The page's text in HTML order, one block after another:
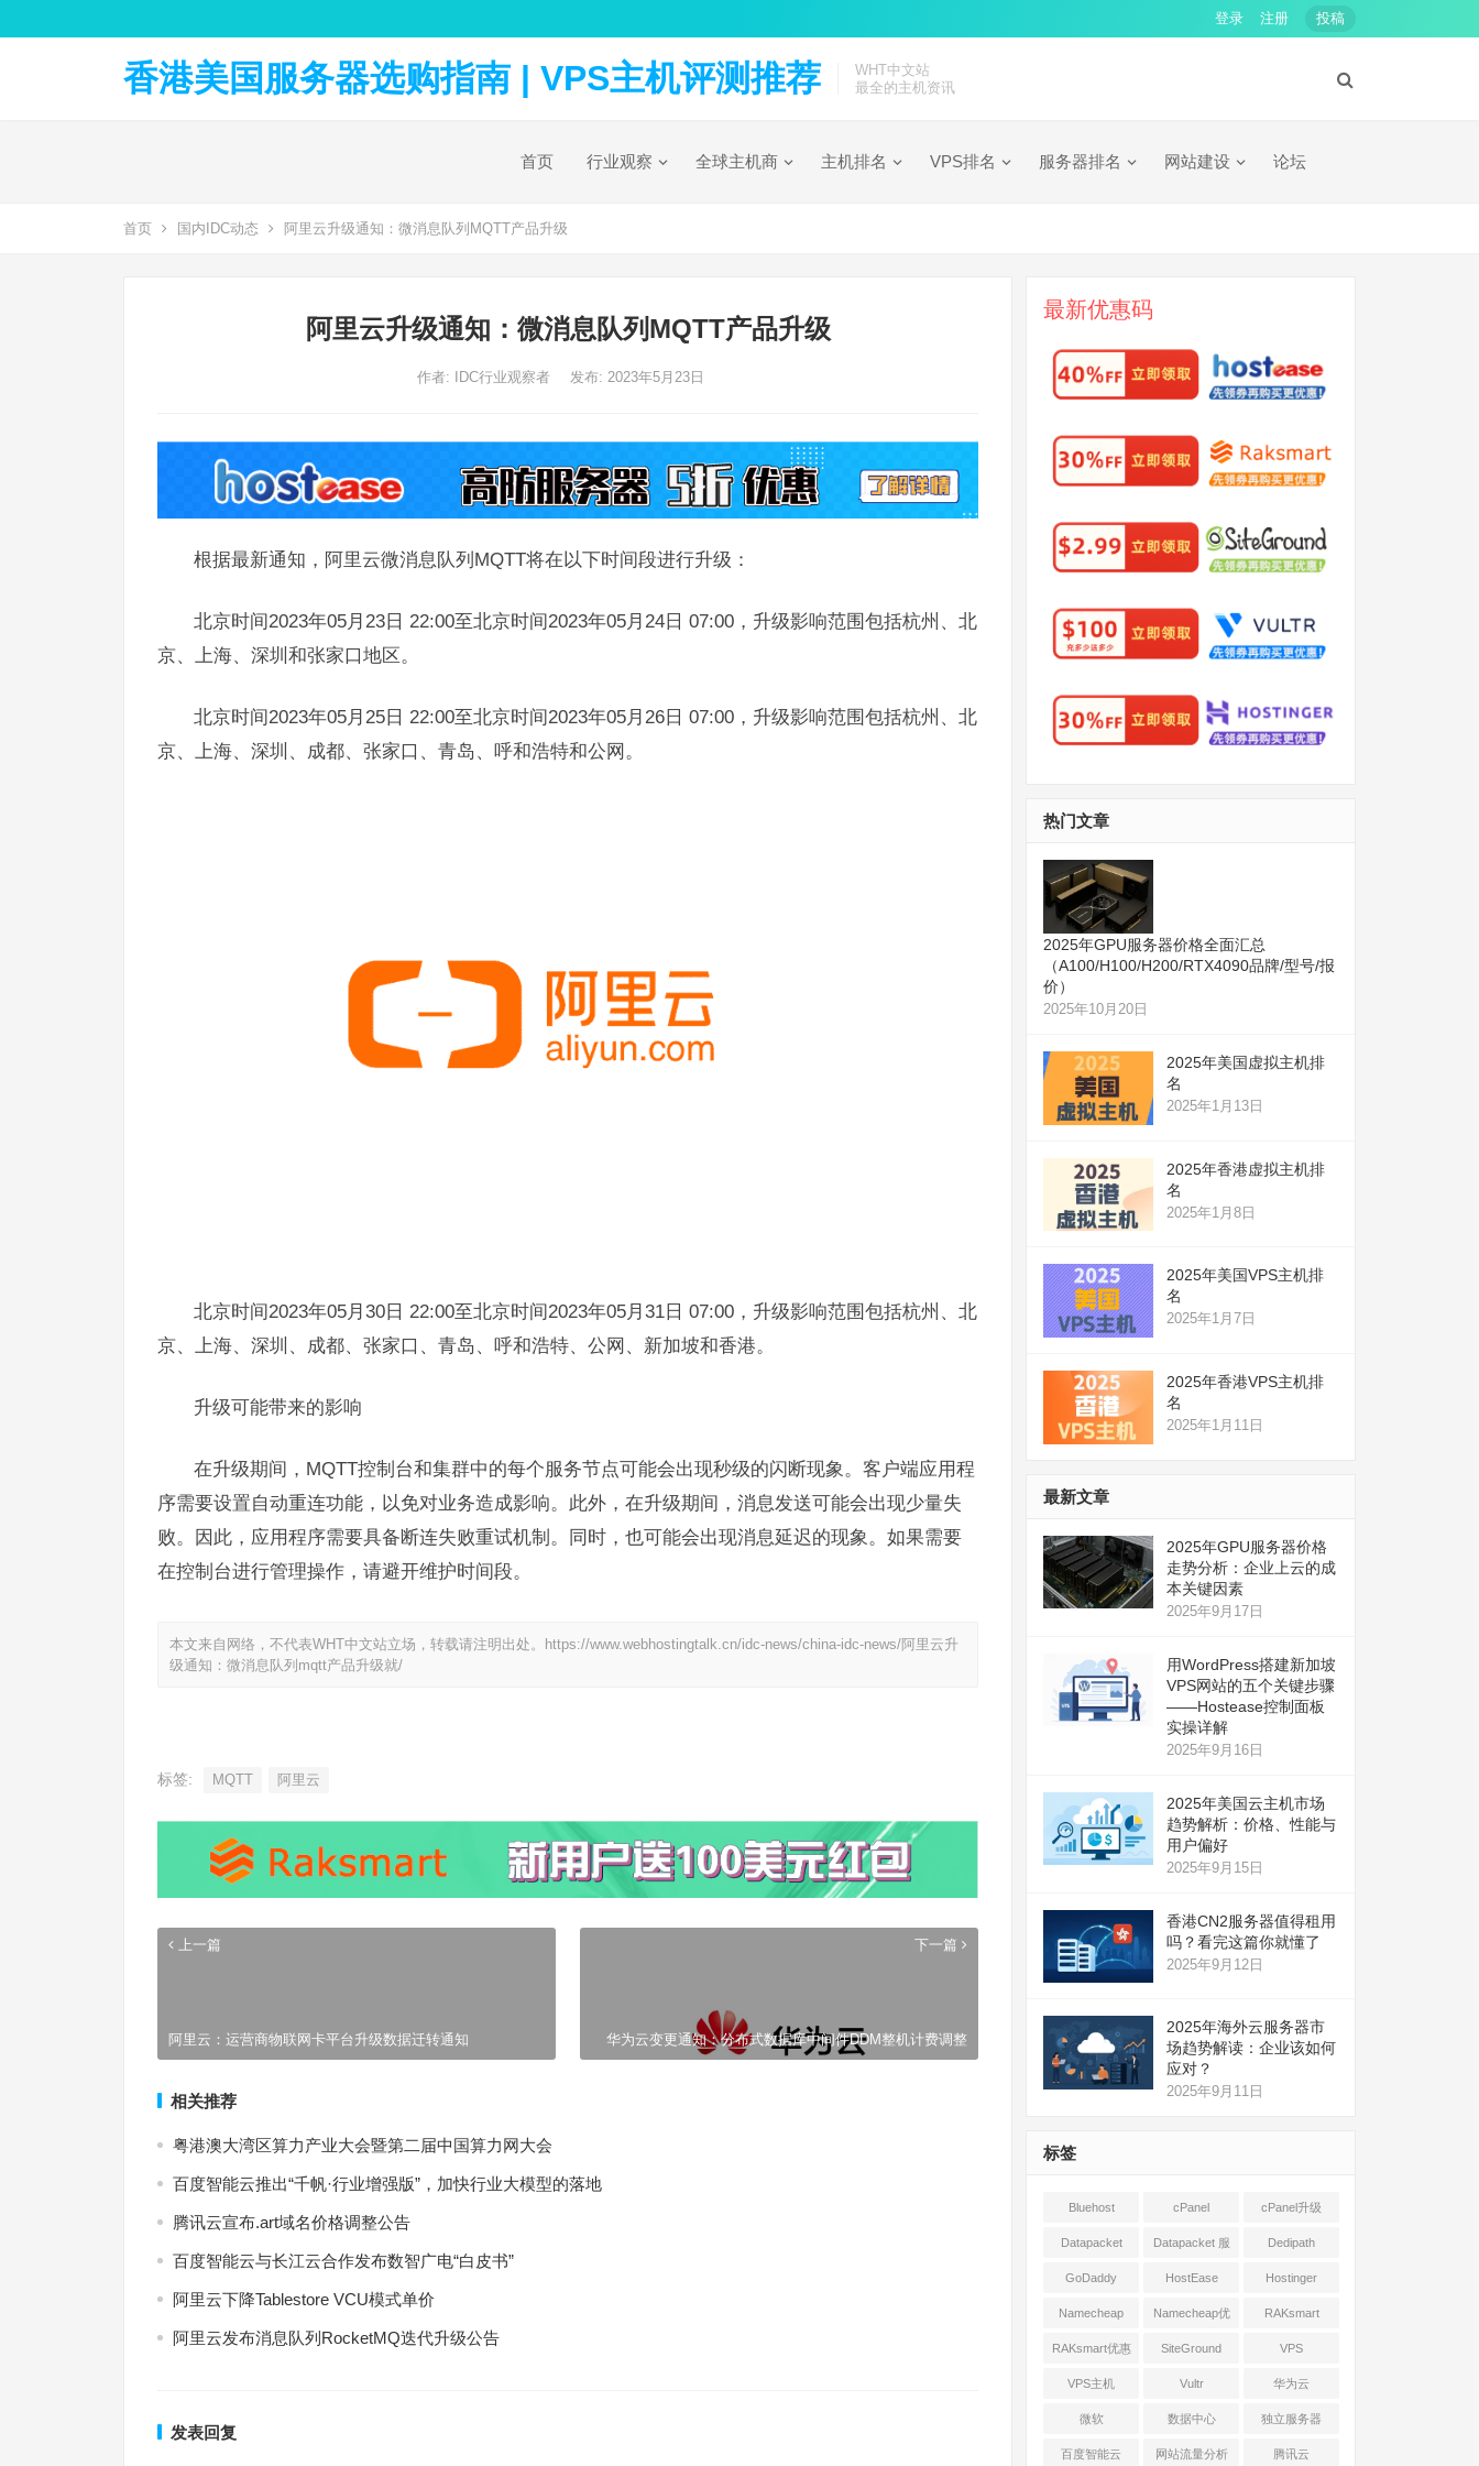
登录 注册 投稿
香港美国服务器选购指南 | VPS主机评测推荐
WHT中文站
最全的主机资讯
首页 行业观察 全球主机商 主机排名 VPS排名 服务器排名 网站建设 论坛
首页 国内IDC动态 阿里云升级通知：微消息队列MQTT产品升级
阿里云升级通知：微消息队列MQTT产品升级
作者: IDC行业观察者 发布: 2023年5月23日
根据最新通知，阿里云微消息队列MQTT将在以下时间段进行升级：
北京时间2023年05月23日 22:00至北京时间2023年05月24日 07:00，升级影响范围包括杭州、北
京、上海、深圳和张家口地区。
北京时间2023年05月25日 22:00至北京时间2023年05月26日 07:00，升级影响范围包括杭州、北
京、上海、深圳、成都、张家口、青岛、呼和浩特和公网。
北京时间2023年05月30日 22:00至北京时间2023年05月31日 07:00，升级影响范围包括杭州、北
京、上海、深圳、成都、张家口、青岛、呼和浩特、公网、新加坡和香港。
升级可能带来的影响
在升级期间，MQTT控制台和集群中的每个服务节点可能会出现秒级的闪断现象。客户端应用程
序需要设置自动重连功能，以免对业务造成影响。此外，在升级期间，消息发送可能会出现少量失
败。因此，应用程序需要具备断连失败重试机制。同时，也可能会出现消息延迟的现象。如果需要
在控制台进行管理操作，请避开维护时间段。
本文来自网络，不代表WHT中文站立场，转载请注明出处。
https://www.webhostingtalk.cn/idc-news/china-idc-news/阿里云升
级通知：微消息队列mqtt产品升级就/
标签: MQTT 阿里云
上一篇
阿里云：运营商物联网卡平台升级数据迁转通知
下一篇
华为云变更通知：分布式数据库中间件DDM整机计费调整
相关推荐
粤港澳大湾区算力产业大会暨第二届中国算力网大会
百度智能云推出“千帆·行业增强版”，加快行业大模型的落地
腾讯云宣布.art域名价格调整公告
百度智能云与长江云合作发布数智广电“白皮书”
阿里云下降Tablestore VCU模式单价
阿里云发布消息队列RocketMQ迭代升级公告
发表回复
最新优惠码
热门文章
2025年GPU服务器价格全面汇总
（A100/H100/H200/RTX4090品牌/型号/报
价）
2025年10月20日
2025年美国虚拟主机排
名
2025年1月13日
2025年香港虚拟主机排
名
2025年1月8日
2025年美国VPS主机排
名
2025年1月7日
2025年香港VPS主机排
名
2025年1月11日
最新文章
2025年GPU服务器价格
走势分析：企业上云的成
本关键因素
2025年9月17日
用WordPress搭建新加坡
VPS网站的五个关键步骤
——Hostease控制面板
实操详解
2025年9月16日
2025年美国云主机市场
趋势解析：价格、性能与
用户偏好
2025年9月15日
香港CN2服务器值得租用
吗？看完这篇你就懂了
2025年9月12日
2025年海外云服务器市
场趋势解读：企业该如何
应对？
2025年9月11日
标签
Bluehost cPanel cPanel升级
Datapacket Datapacket 服
务器
Dedipath
GoDaddy HostEase Hostinger
Namecheap Namecheap优
惠
RAKsmart
RAKsmart优惠 SiteGround VPS
VPS主机 Vultr 华为云
微软 数据中心 独立服务器
百度智能云 网站流量分析 腾讯云